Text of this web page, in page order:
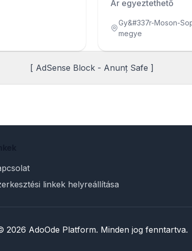
Ár egyeztethető
Gy&#337r-Moson-
megye
[ AdSense Block - Anunț Safe ]
linkek helyreállítása
2026 AdoOde Platform. Minden jog fenntartva.